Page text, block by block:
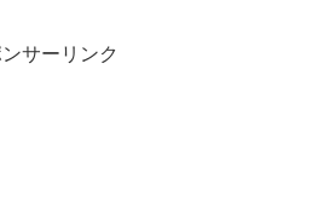
サーリンク